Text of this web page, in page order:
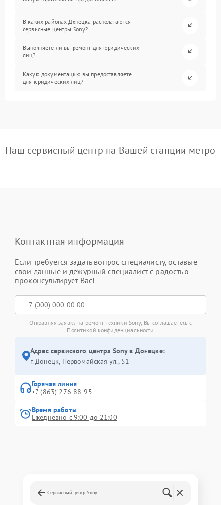
В каких районах Донецка располагаются
сервисные центры Sony?
Выполняете ли вы ремонт для юридических
лиц?
Какую документацию вы предоставляете
для юридических лиц?
Наш сервисный центр на Вашей станции метро
Контактная информация
Если требуется задать вопрос специалисту, оставьте
свои данные и дежурный специалист с радостью
проконсультирует Вас!
Отправляя заявку на ремонт техники Sony, Вы соглашаетесь с
Политикой конфиденциальности
Адрес сервисного центра Sony в Донецке:
г. Донецк, Первомайская ул., 51
Горячая линия
+7 (863) 276-88-95
Время работы
Ежедневно с 9:00 до 21:00
Сервисный центр Sony